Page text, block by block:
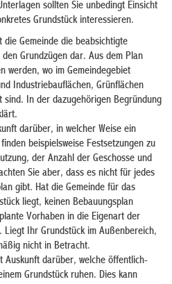
sollten Sie unbedingt Einsicht
Grundstück interessieren.
die Gemeinde die beabsichtigte
Grundzügen dar. Aus dem Plan
werden, wo im Gemeindegebiet
Industriebauflächen, Grünflächen
sind. In der dazugehörigen Begründung
darüber, in welcher Weise ein
beispielsweise Festsetzungen zu
der Anzahl der Geschosse und
Sie aber, dass es nicht für jedes
gibt. Hat die Gemeinde für das
liegt, keinen Bebauungsplan
Vorhaben in die Eigenart der
Liegt Ihr Grundstück im Außenbereich,
nicht in Betracht.
Auskunft darüber, welche öffentlich-
Grundstück ruhen. Dies kann